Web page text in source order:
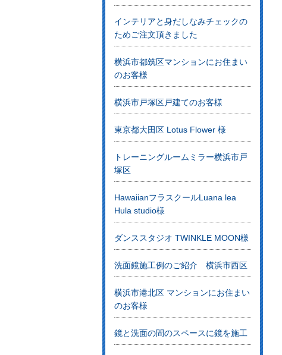
インテリアと身だしなみチェックの
ためご注文頂きました
横浜市都筑区マンションにお住まい
のお客様
横浜市戸塚区戸建てのお客様
東京都大田区 Lotus Flower 様
トレーニングルームミラー横浜市戸
塚区
HawaiianフラスクールLuana lea
Hula studio様
ダンススタジオ TWINKLE MOON様
洗面鏡施工例のご紹介 横浜市西区
横浜市港北区 マンションにお住まい
のお客様
鏡と洗面の間のスペースに鏡を施工